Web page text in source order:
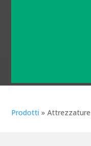
Prodotti »